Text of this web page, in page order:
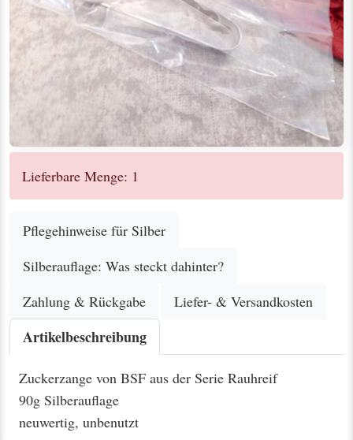
Lieferbare Menge: 1
Pflegehinweise für Silber
Silberauflage: Was steckt dahinter?
Zahlung & Rückgabe
Liefer- & Versandkosten
Artikelbeschreibung
Zuckerzange von BSF aus der Serie Rauhreif
90g Silberauflage
neuwertig, unbenutzt